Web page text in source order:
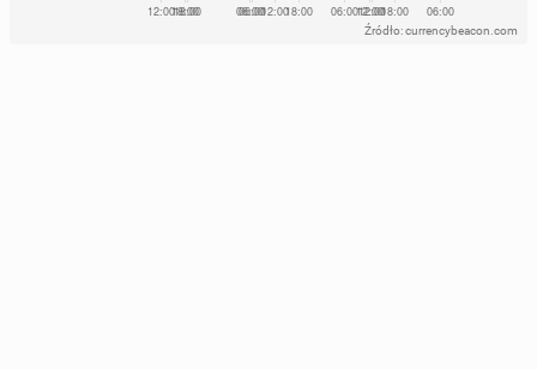
Źródło: currencybeacon.com